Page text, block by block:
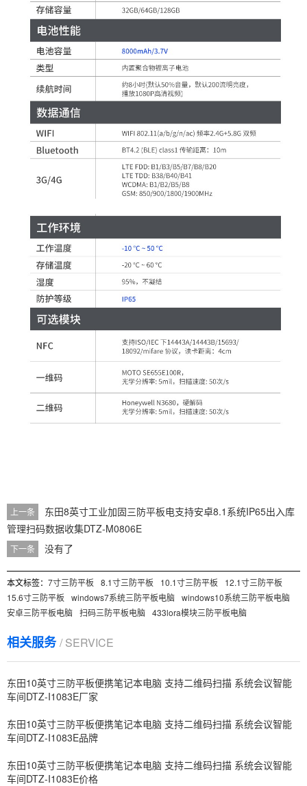
上一条
东田8英寸工业加固三防平板电支持安卓8.1系统IP65出入库
管理扫码数据收集DTZ-M0806E
下一条 没有了
本文标签： 7寸三防平板 8.1寸三防平板 10.1寸三防平板
12.1寸三防平板
15.6寸三防平板
windows7系统三防平板电脑 windows10系统三防平板电脑
安卓三防平板电脑 扫码三防平板电脑 433lora模块三防平板电脑
相关服务/ SERVICE
东田10英寸三防平板便携笔记本电脑 支持二维码扫描 系统会议智能
车间DTZ-I1083E厂家
东田10英寸三防平板便携笔记本电脑 支持二维码扫描 系统会议智能
车间DTZ-I1083E品牌
东田10英寸三防平板便携笔记本电脑 支持二维码扫描 系统会议智能
车间DTZ-I1083E价格